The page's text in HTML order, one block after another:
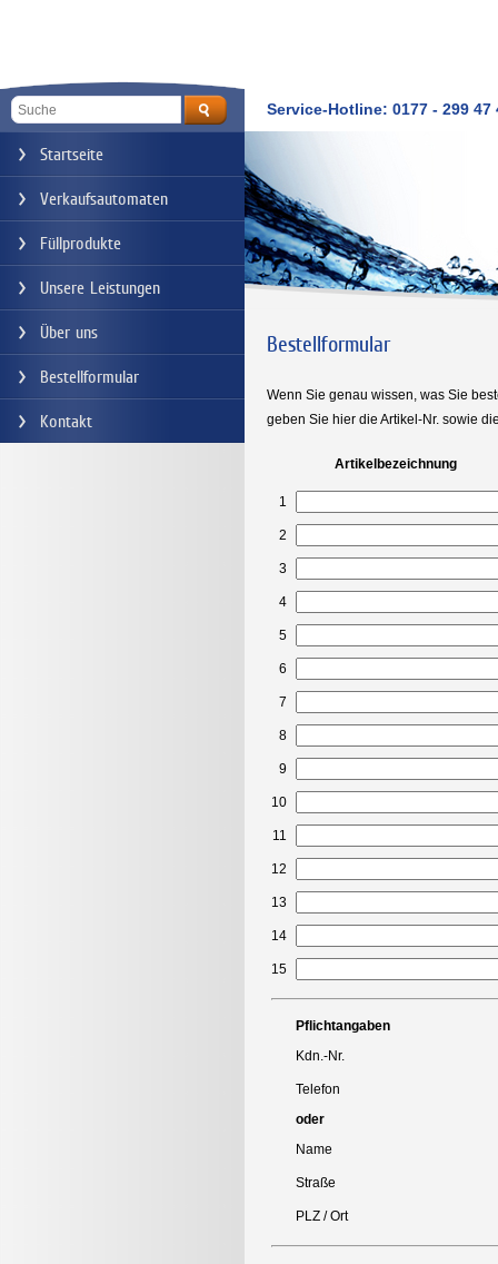
Service-Hotline: 0177 - 299 47
Startseite
Verkaufsautomaten
Füllprodukte
Unsere Leistungen
Über uns
Bestellformular
Kontakt
Bestellformular
Wenn Sie genau wissen, was Sie
geben Sie hier die Artikel-Nr. sowie
Artikelbezeichnung
1
2
3
4
5
6
7
8
9
10
11
12
13
14
15
Pflichtangaben
Kdn.-Nr.
Telefon
oder
Name
Straße
PLZ / Ort